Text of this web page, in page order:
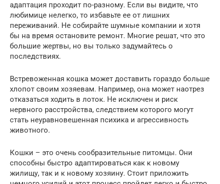
адаптация проходит по-разному. Если вы видите, что
любимице нелегко, то избавьте ее от лишних
переживаний. Не собирайте шумные компании и хотя
бы на время остановите ремонт. Многие решат, что это
большие жертвы, но вы только задумайтесь о
последствиях.
Встревоженная кошка может доставить гораздо больше
хлопот своим хозяевам. Например, она может наотрез
отказаться ходить в лоток. Не исключен и риск
нервного расстройства, следствием которого могут
стать неуравновешенная психика и агрессивность
животного.
Кошки – это очень сообразительные питомцы. Они
способны быстро адаптироваться как к новому
жилищу, так и к новому хозяину. Стоит приложить